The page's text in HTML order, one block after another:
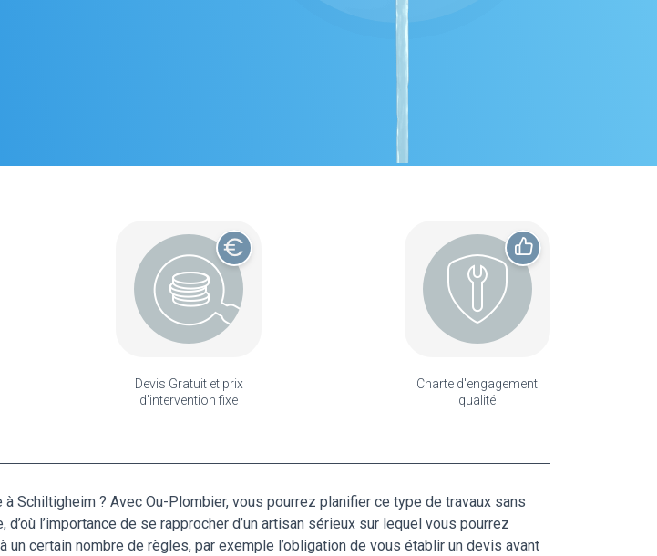
Devis Gratuit et prix
d'intervention fixe
Charte d'engagement
qualité
Schiltigheim ? Avec Ou-Plombier, vous pourrez planifier ce type de travaux sans
l’importance de se rapprocher d’un artisan sérieux sur lequel vous pourrez
certain nombre de règles, par exemple l’obligation de vous établir un devis avant